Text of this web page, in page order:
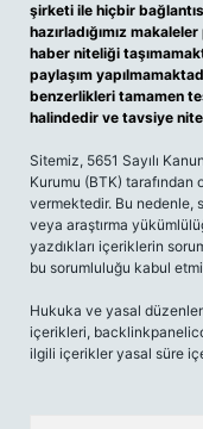
şirketi ile hiçbir
hazırladığımız
haber niteliği
paylaşım
benzerlikleri tamamen
halindedir ve tavsiye
Sitemiz, 5651 Sayılı
Kurumu (BTK) tarafından
vermektedir. Bu nedenle,
veya araştırma
yazdıkları içeriklerin
bu sorumluluğu kabul
Hukuka ve yasal
içerikleri,
ilgili içerikler yasal süre